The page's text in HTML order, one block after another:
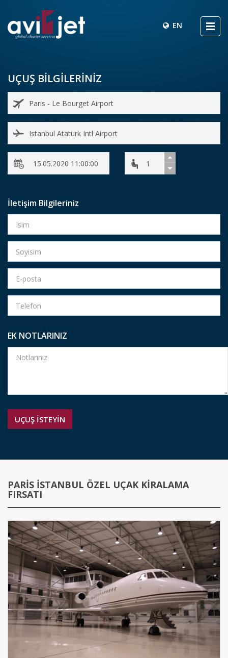
EN
UÇUŞ BİLGİLERİNİZ
İletişim Bilgileriniz
EK NOTLARINIZ
PARIS İSTANBUL ÖZEL UÇAK KIRALAMA
FIRSATI